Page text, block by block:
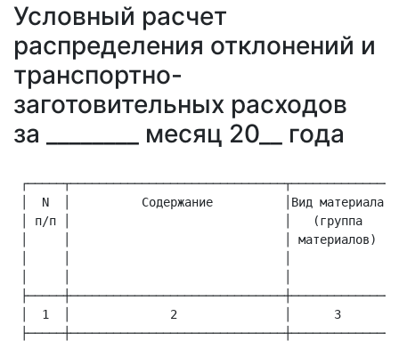
Условный расчет
распределения отклонений и
транспортно-
заготовительных расходов
за ________ месяц 20__ года
│  N  │          Содержание          │Вид материала│
│ п/п │                              │   (группа   │
│     │                              │ материалов) │
│  1  │              2               │      3      │